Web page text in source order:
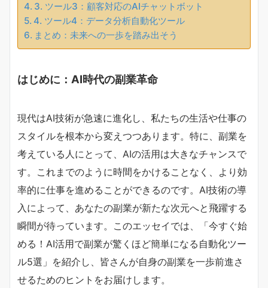
3. ツール3：顧客対応のAIチャットボット
4. ツール4：データ分析自動化ツール
まとめ：未来への一歩を踏み出そう
はじめに：AI時代の副業革命
現代はAI技術が急速に進化し、私たちの生活や仕事の
スタイルを根本から変えつつあります。特に、副業を
考えている人にとって、AIの活用は大きなチャンスで
す。これまでのように時間をかけることなく、より効
率的に仕事を進めることができるのです。AI技術の導
入によって、あなたの副業が新たな次元へと飛躍する
瞬間が待っています。このエッセイでは、「今すぐ始
める！AI活用で副業が驚くほど簡単になる自動化ツー
ル5選」を紹介し、皆さんが自身の副業を一歩前進さ
せるためのヒントをお届けします。